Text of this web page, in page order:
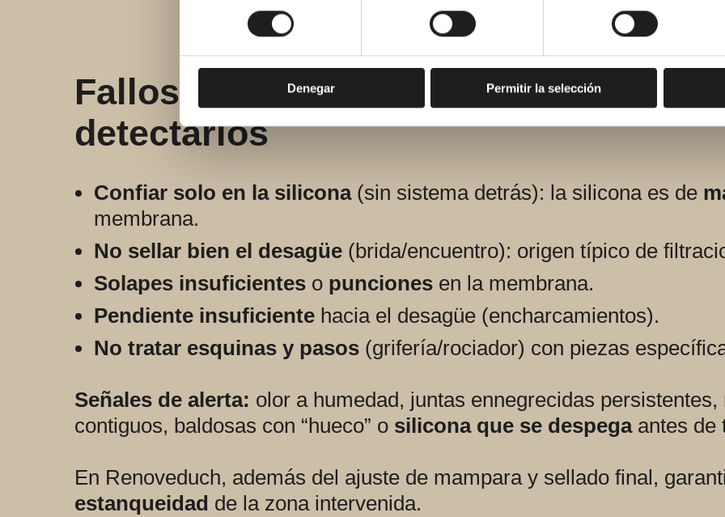
consentimiento
Denegar Permitir la selección
Fallos habituales en la
detectarlos
Confiar solo en la silicona(sin sistema detrás): la silicona es de
membrana.
No sellar bien el desagüe (brida/encuentro): origen típico de
Solapes insuficientes o punciones en la membrana.
Pendiente insuficiente hacia el desagüe (encharcamientos).
No tratar esquinas y pasos (grifería/rociador) con piezas
Señales de alerta: olor a humedad, juntas ennegrecidas
contiguos, baldosas con “hueco” o silicona que se despegaantes de
En Renoveduch, además del ajuste de mampara y sellado final,
estanqueidad de la zona intervenida.